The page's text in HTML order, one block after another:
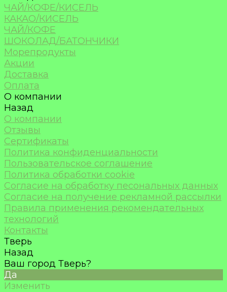
ЧАЙ/КОФЕ/КИСЕЛЬ
КАКАО/КИСЕЛЬ
ЧАЙ/КОФЕ
ШОКОЛАД/БАТОНЧИКИ
Морепродукты
Акции
Доставка
Оплата
О компании
Назад
О компании
Отзывы
Сертификаты
Политика конфиденциальности
Пользовательское соглашение
Политика обработки cookie
Согласие на обработку песональных данных
Согласие на получение рекламной рассылки
Правила применения рекомендательных
технологий
Контакты
Тверь
Назад
Ваш город Тверь?
Да
Изменить